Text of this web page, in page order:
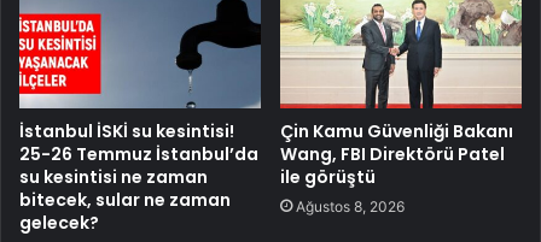
İstanbul İSKİ su kesintisi!
25-26 Temmuz İstanbul’da
su kesintisi ne zaman
bitecek, sular ne zaman
gelecek?
Çin Kamu Güvenliği Bakanı
Wang, FBI Direktörü Patel
ile görüştü
Ağustos 8, 2026